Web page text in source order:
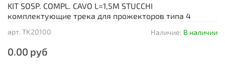
арт. TK20100 Наличие: В наличии
0.00 руб
KIT SOSP. COMPL. CAVO L=1,5M STUCCHI
комплектующие трека для прожекторов типа 4